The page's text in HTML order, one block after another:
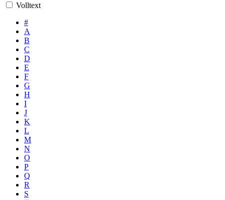
Volltext
#
A
B
C
D
E
F
G
H
I
J
K
L
M
N
O
P
Q
R
S